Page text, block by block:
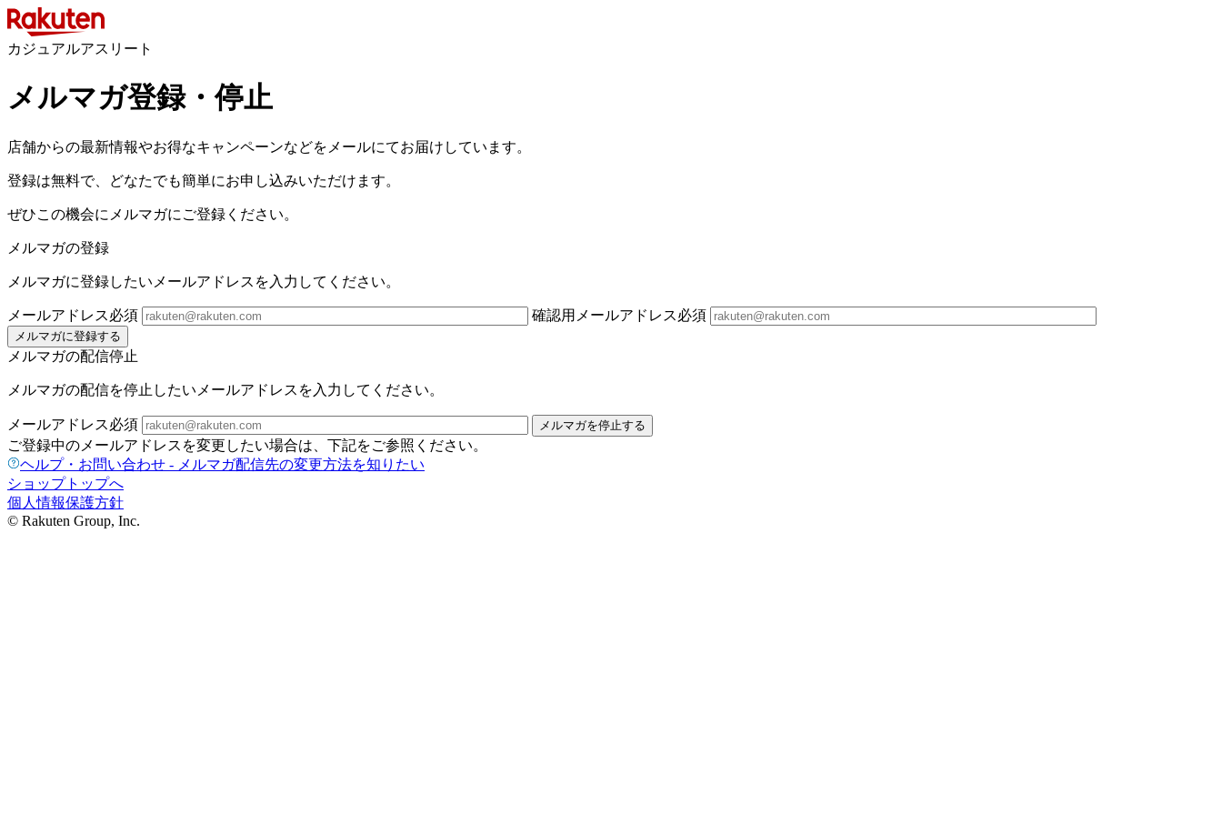
カジュアルアスリート
メルマガ登録・停止
店舗からの最新情報やお得なキャンペーンなどをメールにてお届けしています。
登録は無料で、どなたでも簡単にお申し込みいただけます。
ぜひこの機会にメルマガにご登録ください。
メルマガの登録
メルマガに登録したいメールアドレスを入力してください。
メールアドレス必須 確認用メールアドレス必須
メルマガに登録する
メルマガの配信停止
メルマガの配信を停止したいメールアドレスを入力してください。
メールアドレス必須 メルマガを停止する
ご登録中のメールアドレスを変更したい場合は、下記をご参照ください。
ヘルプ・お問い合わせ - メルマガ配信先の変更方法を知りたい
ショップトップへ
個人情報保護方針
© Rakuten Group, Inc.